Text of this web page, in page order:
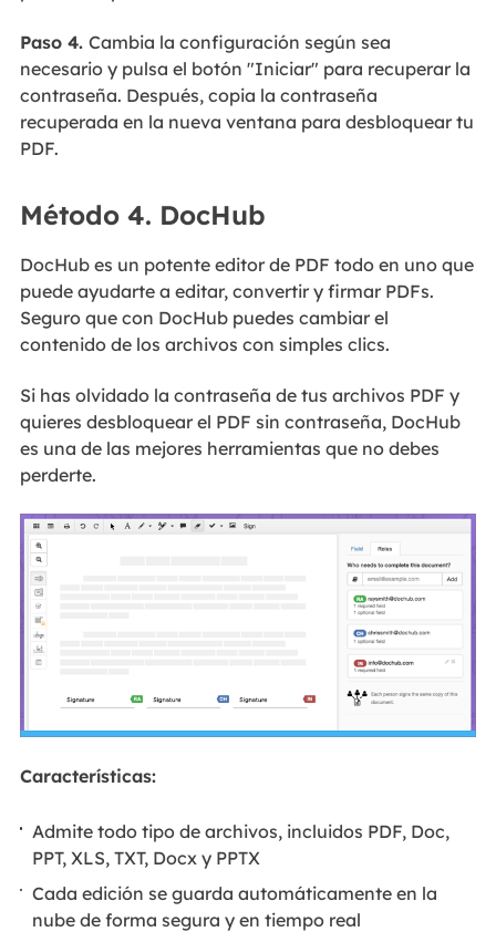
Paso 4. Cambia la configuración según sea
necesario y pulsa el botón "Iniciar" para recuperar la
contraseña. Después, copia la contraseña
recuperada en la nueva ventana para desbloquear tu
PDF.
Método 4. DocHub
DocHub es un potente editor de PDF todo en uno que
puede ayudarte a editar, convertir y firmar PDFs.
Seguro que con DocHub puedes cambiar el
contenido de los archivos con simples clics.
Si has olvidado la contraseña de tus archivos PDF y
quieres desbloquear el PDF sin contraseña, DocHub
es una de las mejores herramientas que no debes
perderte.
Características:
Admite todo tipo de archivos, incluidos PDF, Doc,
PPT, XLS, TXT, Docx y PPTX
Cada edición se guarda automáticamente en la
nube de forma segura y en tiempo real